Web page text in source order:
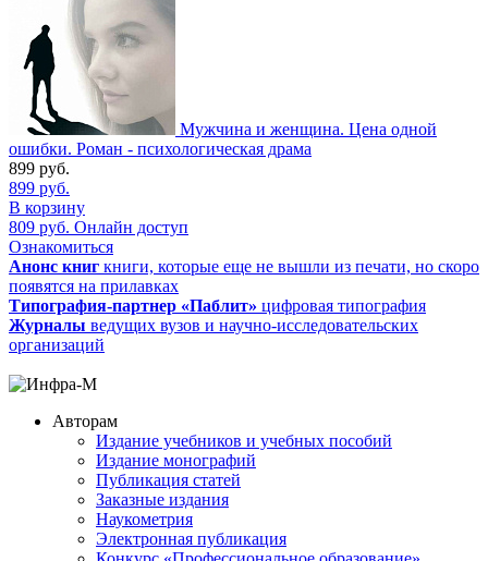
Мужчина и женщина. Цена одной
ошибки. Роман - психологическая драма
899 руб.
899 руб.
В корзину
809 руб. Онлайн доступ
Ознакомиться
Анонс книг книги, которые еще не вышли из печати, но скоро
появятся на прилавках
Типография-партнер «Паблит» цифровая типография
Журналы ведущих вузов и научно-исследовательских
организаций
Авторам
Издание учебников и учебных пособий
Издание монографий
Публикация статей
Заказные издания
Наукометрия
Электронная публикация